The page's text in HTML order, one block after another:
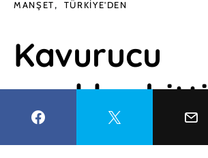
MANŞET TÜRKIYE'DEN
Kavurucu
sıcaklar
Güneydoğu